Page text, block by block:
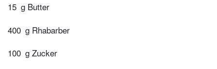
15 g Butter
400 g Rhabarber
100 g Zucker